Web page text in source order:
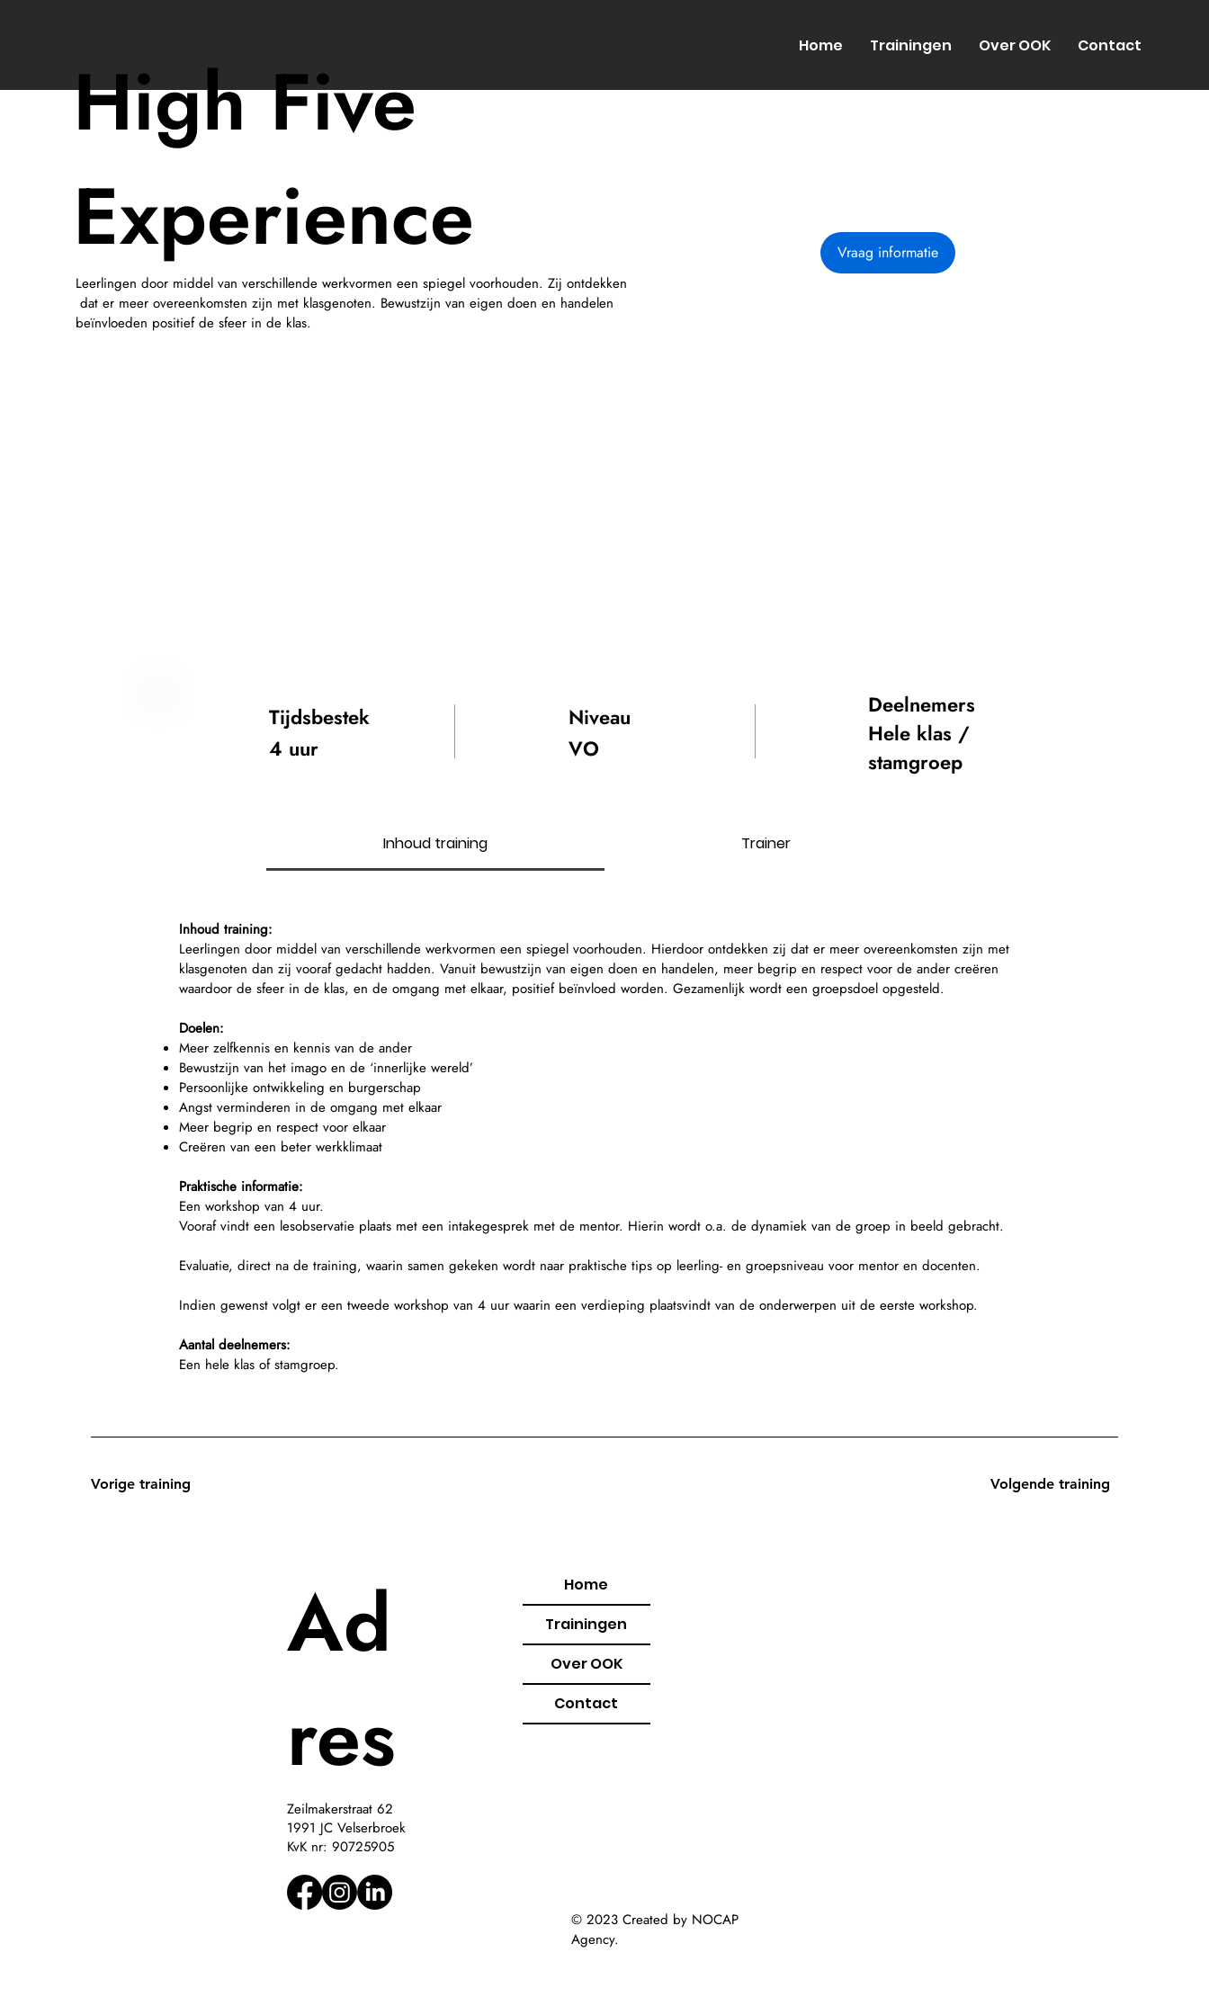
Home Trainingen Over OOK Contact
High Five
Experience
Leerlingen door middel van verschillende werkvormen een spiegel voorhouden. Zij ontdekken
dat er meer overeenkomsten zijn met klasgenoten. Bewustzijn van eigen doen en handelen
beïnvloeden positief de sfeer in de klas.
Vraag informatie
Vorige training Volgende training
Inhoud training:
Leerlingen door middel van verschillende werkvormen een spiegel voorhouden. Hierdoor ontdekken zij dat er meer overeenkomsten zijn met
klasgenoten dan zij vooraf gedacht hadden. Vanuit bewustzijn van eigen doen en handelen, meer begrip en respect voor de ander creëren
waardoor de sfeer in de klas, en de omgang met elkaar, positief beïnvloed worden. Gezamenlijk wordt een groepsdoel opgesteld.
Doelen:
Meer zelfkennis en kennis van de ander
Bewustzijn van het imago en de ‘innerlijke wereld’
Persoonlijke ontwikkeling en burgerschap
Angst verminderen in de omgang met elkaar
Meer begrip en respect voor elkaar
Creëren van een beter werkklimaat
Praktische informatie:
Een workshop van 4 uur.
Vooraf vindt een lesobservatie plaats met een intakegesprek met de mentor. Hierin wordt o.a. de dynamiek van de groep in beeld gebracht.
Evaluatie, direct na de training, waarin samen gekeken wordt naar praktische tips op leerling- en groepsniveau voor mentor en docenten.
Indien gewenst volgt er een tweede workshop van 4 uur waarin een verdieping plaatsvindt van de onderwerpen uit de eerste workshop.
Aantal deelnemers:
Een hele klas of stamgroep.
Tijdsbestek
4 uur
Niveau
VO
Deelnemers
Hele klas /
stamgroep
Trainer
Inhoud training
© 2023 Created by NOCAP
Agency.
Home
Trainingen
Over OOK
Contact
Ad
res
Zeilmakerstraat 62
1991 JC Velserbroek
KvK nr: 90725905